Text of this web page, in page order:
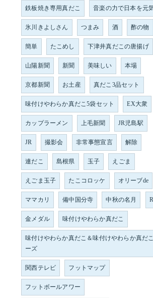
鉄板焼き専用真だこ 音楽の力で日本を元
氷川きよしさん つまみ 酒 酢の物
簡単 たこめし 下津井真だこの唐揚げ
山陽新聞 新聞 美味しい 本場
京都新聞 お土産 真だこ3品セット
味付けやわらか真だこ5袋セット EX大衆
カップラーメン 上毛新聞 JR児島駅
JR 撮影会 非常事態宣言 解除
連だこ 島根県 玉子 えごま
えごま玉子 たこコロッケ オリーブde
ママカリ 備中国分寺 中秋の名月
金メダル 味付けやわらか真だこ
味付けやわらか真だこ＆味付けやわらか真だ
ーズ
関西テレビ フットマップ
フットボールアワー